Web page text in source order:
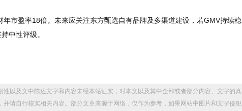
市盈率18倍。未来应关注东方甄选自有品牌及多渠道建设，若GMV持续稳
中性评级。
以及文中陈述文字和内容未经本站证实，对本文以及其中全部或者部分内容、文字的真
请自行核实相关内容。部分文章来源于网络，仅作为参考，如果网站中图片和文字侵犯